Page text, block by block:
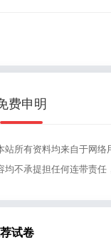
费申明
站所有资料均来自于网
均不承提担任何连带责
试卷